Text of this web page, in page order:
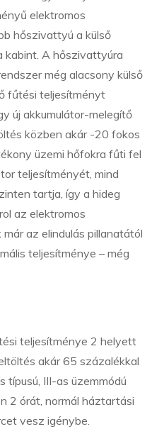
elektromos
hőszivattyú a külső
kabint. A hőszivattyúra
még alacsony külső
fűtési teljesítményt
új akkumulátor-melegítő
közben akár -20 fokos
üzemi hőfokra fűti fel
teljesítményét, mind
tartja, így a hideg
az elektromos
az elindulás pillanatától
teljesítménye – még
teljesítménye 2 helyett
akár 65 százalékkal
típusú, III-as üzemmódú
2 órát, normál háztartási
vesz igénybe.